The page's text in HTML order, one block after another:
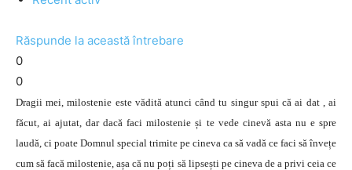
Răspunde la această întrebare
0
0
Dragii mei, milostenie este vădită atunci când tu singur spui că ai dat , ai
făcut, ai ajutat, dar dacă faci milostenie și te vede cinevă asta nu e spre
laudă, ci poate Domnul special trimite pe cineva ca să vadă ce faci să învețe
cum să facă milostenie, așa că nu poți să lipsești pe cineva de a privi ceia ce